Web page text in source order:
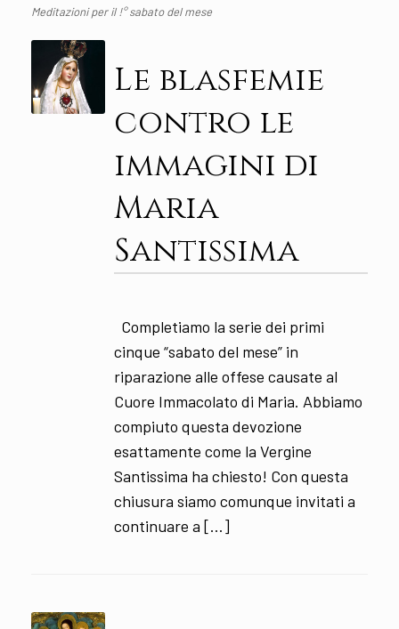
Meditazioni per il !° sabato del mese
Le blasfemie
contro le
immagini di
Maria
Santissima
Completiamo la serie dei primi
cinque “sabato del mese” in
riparazione alle offese causate al
Cuore Immacolato di Maria. Abbiamo
compiuto questa devozione
esattamente come la Vergine
Santissima ha chiesto! Con questa
chiusura siamo comunque invitati a
continuare a […]